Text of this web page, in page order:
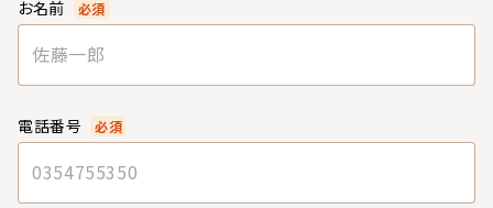
お名前 必須
電話番号 必須